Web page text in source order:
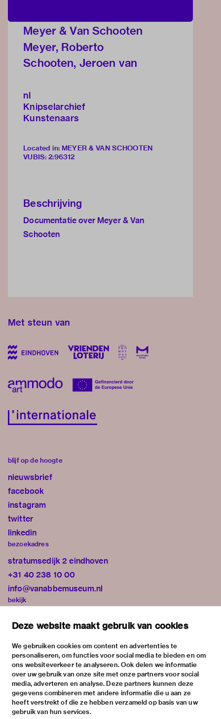
Deze website maakt gebruik van cookies
We gebruiken cookies om content en advertenties te
personaliseren, om functies voor social media te bieden en om
ons websiteverkeer te analyseren. Ook delen we informatie
over uw gebruik van onze site met onze partners voor social
media, adverteren en analyse. Deze partners kunnen deze
gegevens combineren met andere informatie die u aan ze
heeft verstrekt of die ze hebben verzameld op basis van uw
gebruik van hun services.
Meyer & Van Schooten
Meyer, Roberto
Schooten, Jeroen van
nl
Knipselarchief
Kunstenaars
Located in: MEYER & VAN SCHOOTEN
VUBIS: 2:96312
Beschrijving
Documentatie over Meyer & Van
Schooten
Met steun van
blijf op de hoogte
nieuwsbrief
facebook
instagram
twitter
linkedin
bezoekadres
stratumsedijk 2 eindhoven
+31 40 238 10 00
info@vanabbemuseum.nl
bekijk
activiteiten
praktische informatie
over
het museum
de collectie
fondsen & partners